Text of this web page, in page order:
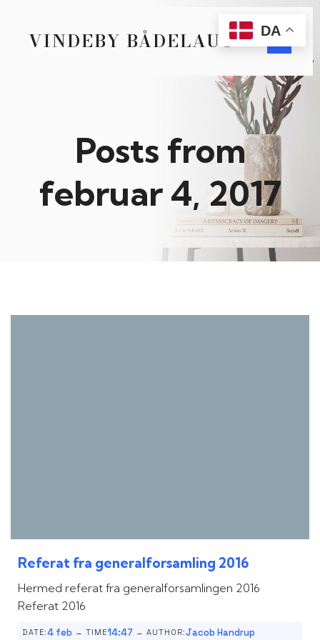
VINDEBY BÅDELAUG
Posts from
februar 4, 2017
Referat fra generalforsamling 2016
Hermed referat fra generalforsamlingen 2016
Referat 2016
DATE:4 feb - TIME14:47 - AUTHOR:Jacob Handrup
DA